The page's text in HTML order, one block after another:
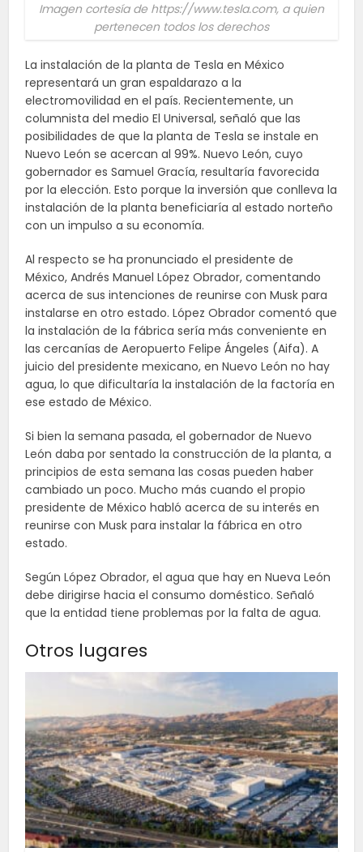
Imagen cortesía de https://www.tesla.com, a quien
pertenecen todos los derechos
La instalación de la planta de Tesla en México
representará un gran espaldarazo a la
electromovilidad en el país. Recientemente, un
columnista del medio El Universal, señaló que las
posibilidades de que la planta de Tesla se instale en
Nuevo León se acercan al 99%. Nuevo León, cuyo
gobernador es Samuel Gracía, resultaría favorecida
por la elección. Esto porque la inversión que conlleva la
instalación de la planta beneficiaría al estado norteño
con un impulso a su economía.
Al respecto se ha pronunciado el presidente de
México, Andrés Manuel López Obrador, comentando
acerca de sus intenciones de reunirse con Musk para
instalarse en otro estado. López Obrador comentó que
la instalación de la fábrica sería más conveniente en
las cercanías de Aeropuerto Felipe Ángeles (Aifa). A
juicio del presidente mexicano, en Nuevo León no hay
agua, lo que dificultaría la instalación de la factoría en
ese estado de México.
Si bien la semana pasada, el gobernador de Nuevo
León daba por sentado la construcción de la planta, a
principios de esta semana las cosas pueden haber
cambiado un poco. Mucho más cuando el propio
presidente de México habló acerca de su interés en
reunirse con Musk para instalar la fábrica en otro
estado.
Según López Obrador, el agua que hay en Nueva León
debe dirigirse hacia el consumo doméstico. Señaló
que la entidad tiene problemas por la falta de agua.
Otros lugares